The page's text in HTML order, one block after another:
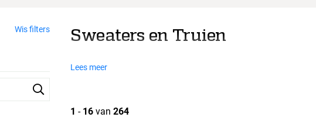
Wis filters Sweaters en Truien
Lees meer
1 - 16 van 264